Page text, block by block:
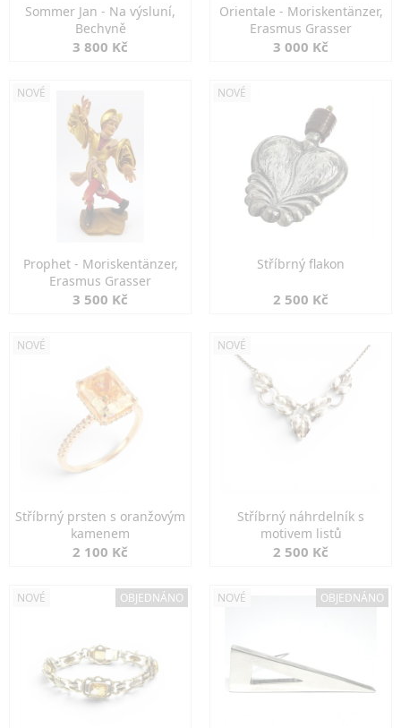
Sommer Jan - Na výsluní,
Bechyně
3 800 Kč
Orientale - Moriskentänzer,
Erasmus Grasser
3 000 Kč
NOVÉ
Prophet - Moriskentänzer,
Erasmus Grasser
3 500 Kč
NOVÉ
Stříbrný flakon
2 500 Kč
NOVÉ
Stříbrný prsten s oranžovým
kamenem
2 100 Kč
NOVÉ
Stříbrný náhrdelník s
motivem listů
2 500 Kč
NOVÉ OBJEDNÁNO NOVÉ OBJEDNÁNO